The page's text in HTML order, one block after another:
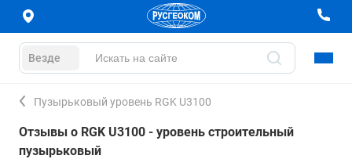
Везде
Пузырьковый уровень RGK U3100
Отзывы о RGK U3100 - уровень строительный
пузырьковый